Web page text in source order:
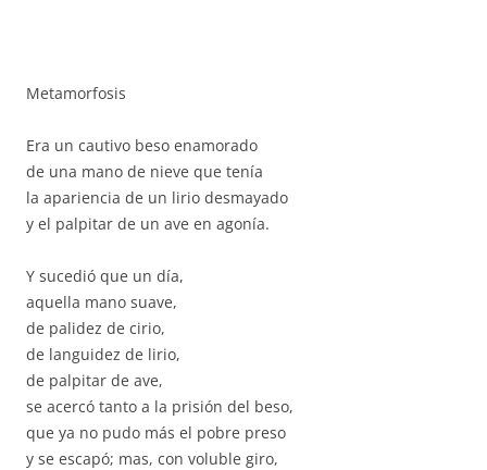
Metamorfosis
Era un cautivo beso enamorado
de una mano de nieve que tenía
la apariencia de un lirio desmayado
y el palpitar de un ave en agonía.
Y sucedió que un día,
aquella mano suave,
de palidez de cirio,
de languidez de lirio,
de palpitar de ave,
se acercó tanto a la prisión del beso,
que ya no pudo más el pobre preso
y se escapó; mas, con voluble giro,